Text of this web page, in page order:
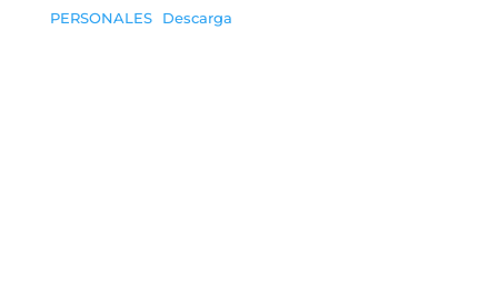
PERSONALES
Descarga